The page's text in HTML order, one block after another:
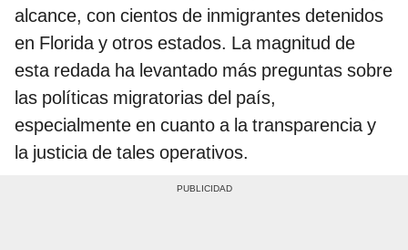
alcance, con cientos de inmigrantes detenidos
en Florida y otros estados. La magnitud de
esta redada ha levantado más preguntas sobre
las políticas migratorias del país,
especialmente en cuanto a la transparencia y
la justicia de tales operativos.